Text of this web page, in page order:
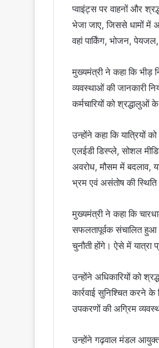
प्वाइंट्स पर वाहनों और
भेजा जाए, जिससे धामों में
वहां पार्किंग, भोजन,
मुख्यमंत्री ने कहा कि भीड़
व्यवस्थाओं की जानकारी
कर्मचारियों को श्रद्धालुओं
उन्होंने कहा कि यात्रियों
एलईडी डिस्प्ले, सोशल
अवरोध, मौसम में बदलाव,
भ्रम एवं असंतोष की स्थिति
मुख्यमंत्री ने कहा कि
सफलतापूर्वक संचालित
चुनौती होंगे। ऐसे में
उन्होंने अधिकारियों को
कार्रवाई सुनिश्चित करने
उपकरणों की अग्रिम
उन्होंने गढ़वाल मंडल आयुक्त